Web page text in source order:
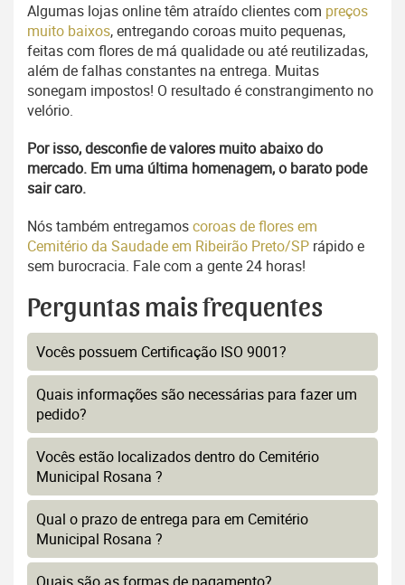
Algumas lojas online têm atraído clientes com preços
muito baixos, entregando coroas muito pequenas,
feitas com flores de má qualidade ou até reutilizadas,
além de falhas constantes na entrega. Muitas
sonegam impostos! O resultado é constrangimento no
velório.
Por isso, desconfie de valores muito abaixo do
mercado. Em uma última homenagem, o barato pode
sair caro.
Nós também entregamoscoroas de flores em
Cemitério da Saudade em Ribeirão Preto/SP rápido e
sem burocracia. Fale com a gente 24 horas!
Perguntas mais frequentes
Vocês possuem Certificação ISO 9001?
Quais informações são necessárias para fazer um
pedido?
Vocês estão localizados dentro do Cemitério
Municipal Rosana ?
Qual o prazo de entrega para em Cemitério
Municipal Rosana ?